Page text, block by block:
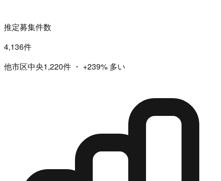
推定募集件数
4,136件
他市区中央1,220件 ・ +239% 多い